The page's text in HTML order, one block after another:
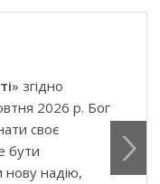
» згідно
2026 р. Бог
своє
бути
надію,